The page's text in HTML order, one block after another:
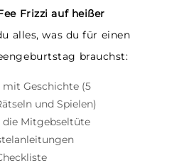
Frizzi auf heißer
alles, was du für einen
brauchst:
mit Geschichte (5
und Spielen)
Mitgebseltüte